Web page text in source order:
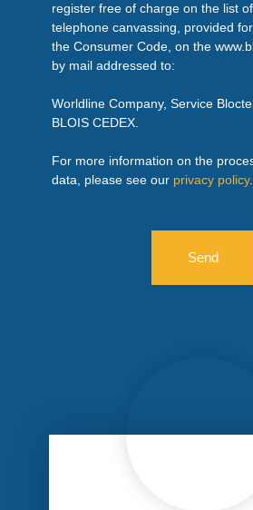
register free of charge on the list
telephone canvassing, provided
the Consumer Code, on the
by mail addressed to:
Worldline Company, Service
BLOIS CEDEX.
For more information on the
data, please see our privacy policy.
Send